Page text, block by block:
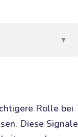
▼
Rolle bei
Diese Signale